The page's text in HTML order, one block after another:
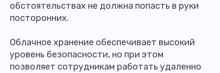
обстоятельствах не должна попасть в руки
посторонних.
Облачное хранение обеспечивает высокий
уровень безопасности, но при этом
позволяет сотрудникам работать удаленно